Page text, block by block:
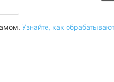
Узнайте, как